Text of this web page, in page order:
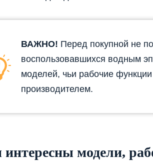
ВАЖНО! Перед покупной не
воспользовавшихся водным
моделей, чьи рабочие
производителем.
модели,